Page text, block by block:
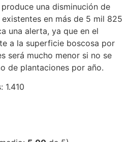
una disminución de
en más de 5 mil 825
una alerta, ya que en el
a la superficie boscosa por
será mucho menor si no se
de plantaciones por año.
1.410